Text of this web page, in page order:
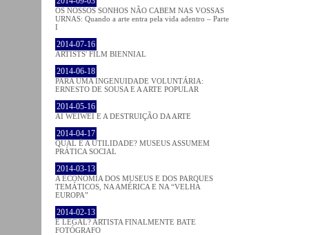
OS NOSSOS SONHOS NÃO CABEM NAS VOSSAS
URNAS: Quando a arte entra pela vida adentro – Parte
I
2014-07-16
ARTISTS' FILM BIENNIAL
2014-06-18
PARA UMA INGENUIDADE VOLUNTÁRIA:
ERNESTO DE SOUSA E A ARTE POPULAR
2014-05-16
AI WEIWEI E A DESTRUIÇÃO DA ARTE
2014-04-17
QUAL É A UTILIDADE? MUSEUS ASSUMEM
PRÁTICA SOCIAL
2014-03-13
A ECONOMIA DOS MUSEUS E DOS PARQUES
TEMÁTICOS, NA AMÉRICA E NA “VELHA
EUROPA”
2014-02-13
É LEGAL? ARTISTA FINALMENTE BATE
FOTÓGRAFO